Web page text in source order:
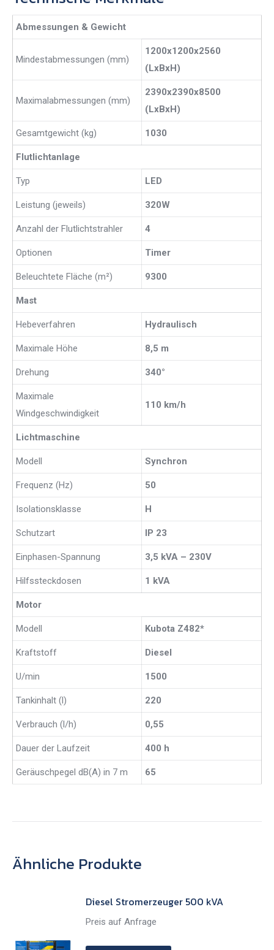
Abmessungen & Gewicht
Mindestabmessungen (mm)
1200x1200x2560
(LxBxH)
Maximalabmessungen (mm)
2390x2390x8500
(LxBxH)
Gesamtgewicht (kg) 1030
Flutlichtanlage
Typ LED
Leistung (jeweils) 320W
Anzahl der Flutlichtstrahler 4
Optionen Timer
Beleuchtete Fläche (m²) 9300
Mast
Hebeverfahren Hydraulisch
Maximale Höhe 8,5 m
Drehung 340°
Maximale
Windgeschwindigkeit
110 km/h
Lichtmaschine
Modell Synchron
Frequenz (Hz) 50
Isolationsklasse H
Schutzart IP 23
Einphasen-Spannung 3,5 kVA – 230V
Hilfssteckdosen 1 kVA
Motor
Modell Kubota Z482*
Kraftstoff Diesel
U/min 1500
Tankinhalt (l) 220
Verbrauch (l/h) 0,55
Dauer der Laufzeit 400 h
Geräuschpegel dB(A) in 7 m 65
Ähnliche Produkte
Diesel Stromerzeuger 500 kVA
Preis auf Anfrage